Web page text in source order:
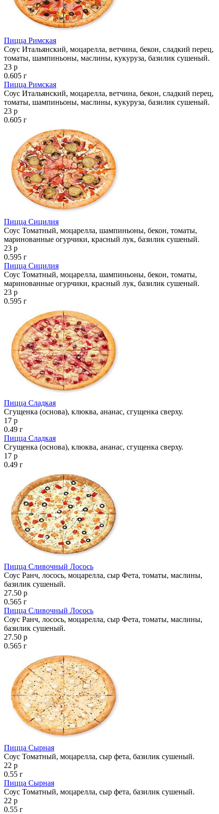
Пицца Римская
Соус Итальянский, моцарелла, ветчина, бекон, сладкий перец,
томаты, шампиньоны, маслины, кукуруза, базилик сушеный.
23 р
0.605 г
Пицца Римская
Соус Итальянский, моцарелла, ветчина, бекон, сладкий перец,
томаты, шампиньоны, маслины, кукуруза, базилик сушеный.
23 р
0.605 г
Пицца Сицилия
Соус Томатный, моцарелла, шампиньоны, бекон, томаты,
маринованные огурчики, красный лук, базилик сушеный.
23 р
0.595 г
Пицца Сицилия
Соус Томатный, моцарелла, шампиньоны, бекон, томаты,
маринованные огурчики, красный лук, базилик сушеный.
23 р
0.595 г
Пицца Сладкая
Сгущенка (основа), клюква, ананас, сгущенка сверху.
17 р
0.49 г
Пицца Сладкая
Сгущенка (основа), клюква, ананас, сгущенка сверху.
17 р
0.49 г
Пицца Сливочный Лосось
Соус Ранч, лосось, моцарелла, сыр Фета, томаты, маслины,
базилик сушеный.
27.50 р
0.565 г
Пицца Сливочный Лосось
Соус Ранч, лосось, моцарелла, сыр Фета, томаты, маслины,
базилик сушеный.
27.50 р
0.565 г
Пицца Сырная
Соус Томатный, моцарелла, сыр фета, базилик сушеный.
22 р
0.55 г
Пицца Сырная
Соус Томатный, моцарелла, сыр фета, базилик сушеный.
22 р
0.55 г